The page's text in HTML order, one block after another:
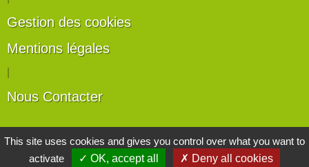
Gestion des cookies
Mentions légales
Nous Contacter
Les artisans du végétal
Horticulteurs et pépinièristes de France
This site uses cookies and gives you control over what you want to
activate
✓ OK, accept all ✗ Deny all cookies